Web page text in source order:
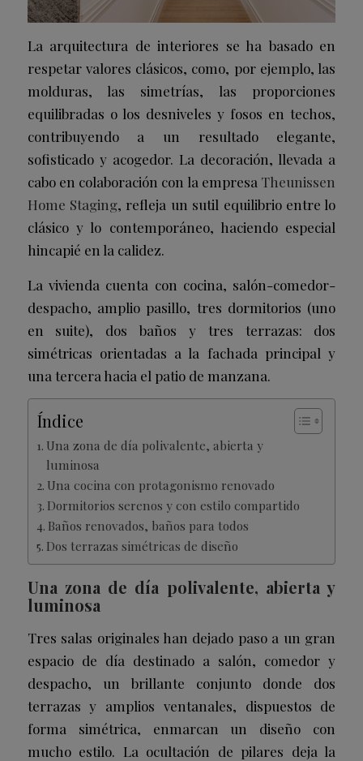
La arquitectura de interiores se ha basado en
respetar valores clásicos, como, por ejemplo, las
molduras, las simetrías, las proporciones
equilibradas o los desniveles y fosos en techos,
contribuyendo a un resultado elegante,
sofisticado y acogedor. La decoración, llevada a
cabo en colaboración con la empresa Theunissen
Home Staging, refleja un sutil equilibrio entre lo
clásico y lo contemporáneo, haciendo especial
hincapié en la calidez.
La vivienda cuenta con cocina, salón-comedor-
despacho, amplio pasillo, tres dormitorios (uno
en suite), dos baños y tres terrazas: dos
simétricas orientadas a la fachada principal y
una tercera hacia el patio de manzana.
Índice
Una zona de día polivalente, abierta y
luminosa
Una cocina con protagonismo renovado
Dormitorios serenos y con estilo compartido
Baños renovados, baños para todos
Dos terrazas simétricas de diseño
Una zona de día polivalente, abierta y
luminosa
Tres salas originales han dejado paso a un gran
espacio de día destinado a salón, comedor y
despacho, un brillante conjunto donde dos
terrazas y amplios ventanales, dispuestos de
forma simétrica, enmarcan un diseño con
mucho estilo. La ocultación de pilares deja la